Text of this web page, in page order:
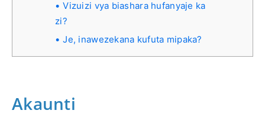
Vizuizi vya biashara hufanyaje ka
zi?
Je, inawezekana kufuta mipaka?
Akaunti